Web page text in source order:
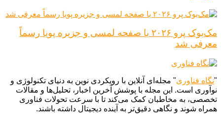
مک‌بوک پرو ۲۰۲۶ با صفحه لمسی و جزیره پویا رسماً
معرفی شد
"نگاه فناوری" مجله‌ای آنلاین با رویکردی نوین به دنیای تکنولوژی و
نوآوری است. این مجله با پوشش آخرین اخبار، تحلیل‌ها و مقالات
تخصصی، به مخاطبان کمک می‌کند تا با سرعت تحولات فناوری
همراه شوند و نگاهی دقیق‌تر به آینده دیجیتال داشته باشند.